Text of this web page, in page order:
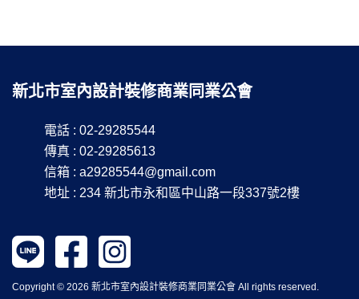
新北市室內設計裝修商業同業公會
電話 : 02-29285544
傳真 : 02-29285613
信箱 : a29285544@gmail.com
地址 : 234 新北市永和區中山路一段337號2樓
Copyright © 2026 新北市室內設計裝修商業同業公會 All rights reserved.